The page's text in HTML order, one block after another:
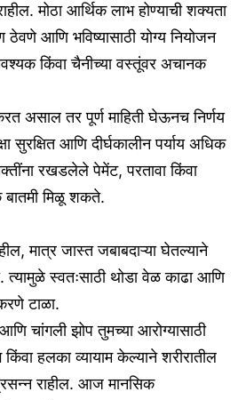
मोठा आर्थिक लाभ होण्याची शक्यता
ठेवणे आणि भविष्यासाठी योग्य नियोजन
किंवा चैनीच्या वस्तूंवर अचानक
असाल तर पूर्ण माहिती घेऊनच निर्णय
सुरक्षित आणि दीर्घकालीन पर्याय अधिक
रखडलेले पेमेंट, परतावा किंवा
बातमी मिळू शकते.
मात्र जास्त जबाबदाऱ्या घेतल्याने
स्वतःसाठी थोडा वेळ काढा आणि
टाळा.
चांगली झोप तुमच्या आरोग्यासाठी
हलका व्यायाम केल्याने शरीरातील
राहील. आज मानसिक